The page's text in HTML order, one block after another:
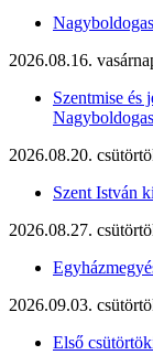
2026.08.16.
Szentmise és
2026.08.20.
Szent István
2026.08.27.
2026.09.03.
Első